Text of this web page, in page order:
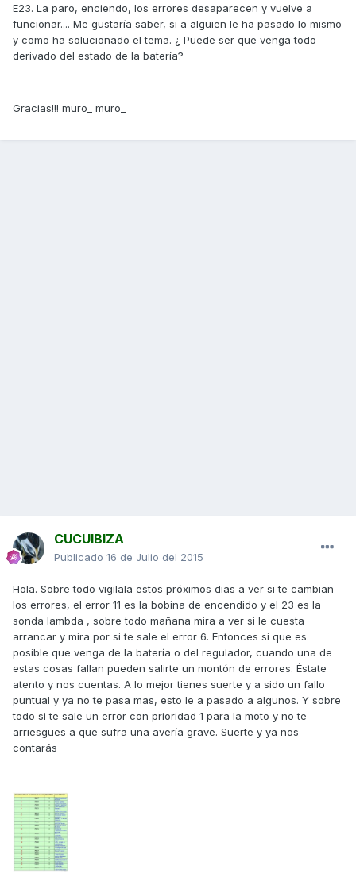
E23. La paro, enciendo, los errores desaparecen y vuelve a
funcionar.... Me gustaría saber, si a alguien le ha pasado lo mismo
y como ha solucionado el tema. ¿ Puede ser que venga todo
derivado del estado de la batería?
Gracias!!! muro_ muro_
CUCUIBIZA
Publicado 16 de Julio del 2015
Hola. Sobre todo vigilala estos próximos dias a ver si te cambian
los errores, el error 11 es la bobina de encendido y el 23 es la
sonda lambda , sobre todo mañana mira a ver si le cuesta
arrancar y mira por si te sale el error 6. Entonces si que es
posible que venga de la batería o del regulador, cuando una de
estas cosas fallan pueden salirte un montón de errores. Éstate
atento y nos cuentas. A lo mejor tienes suerte y a sido un fallo
puntual y ya no te pasa mas, esto le a pasado a algunos. Y sobre
todo si te sale un error con prioridad 1 para la moto y no te
arriesgues a que sufra una avería grave. Suerte y ya nos
contarás